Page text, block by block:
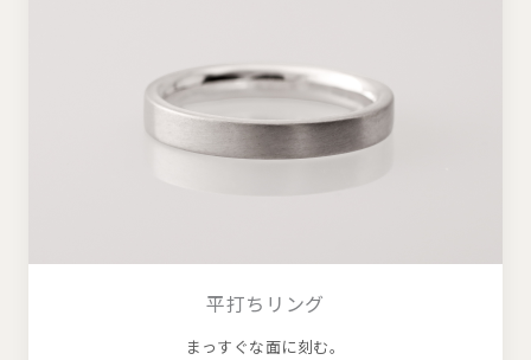
平打ちリング
まっすぐな面に刻む。